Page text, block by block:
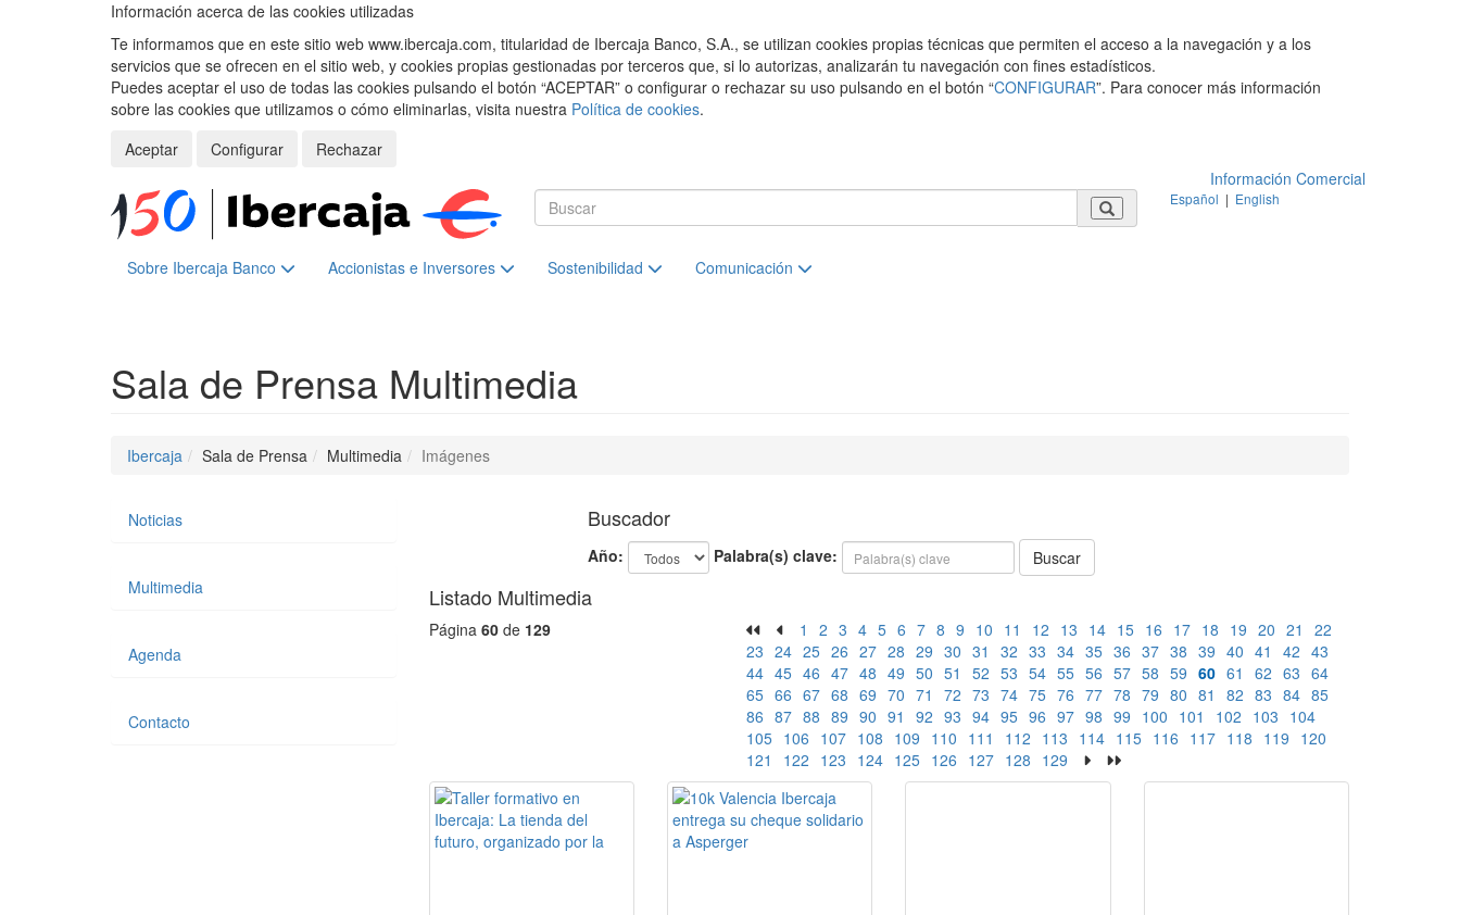
Información acerca de las cookies utilizadas
Te informamos que en este sitio web www.ibercaja.com, titularidad de Ibercaja Banco, S.A., se utilizan cookies propias técnicas que permiten el acceso a la navegación y a los
servicios que se ofrecen en el sitio web, y cookies propias gestionadas por terceros que, si lo autorizas, analizarán tu navegación con fines estadísticos.
Puedes aceptar el uso de todas las cookies pulsando el botón “ACEPTAR” o configurar o rechazar su uso pulsando en el botón “CONFIGURAR”. Para conocer más información
sobre las cookies que utilizamos o cómo eliminarlas, visita nuestra Política de cookies.
Aceptar
Configurar
Rechazar
Información Comercial
Español | English
Sobre Ibercaja Banco Accionistas e Inversores Sostenibilidad Comunicación
Sala de Prensa Multimedia
Ibercaja Sala de Prensa Multimedia Imágenes
Buscador
Año: Palabra(s) clave: Buscar
Listado Multimedia
Página 60de 129 1 2 3 4 5 6 7 8 9 10 11 12 13 14 15 16 17 18 19 20 21
22
23 24 25 26 27 28 29 30 31 32 33 34 35 36 37 38 39 40 41 42 43
44 45 46 47 48 49 50 51 52 53 54 55 56 57 58 59 60 61 62 63 64
65 66 67 68 69 70 71 72 73 74 75 76 77 78 79 80 81 82 83 84 85
86 87 88 89 90 91 92 93 94 95 96 97 98 99 100 101 102 103 104
105 106 107 108 109 110 111 112 113 114 115 116 117 118 119 120
121
122 123 124 125 126 127 128 129
Noticias
Multimedia
Agenda
Contacto